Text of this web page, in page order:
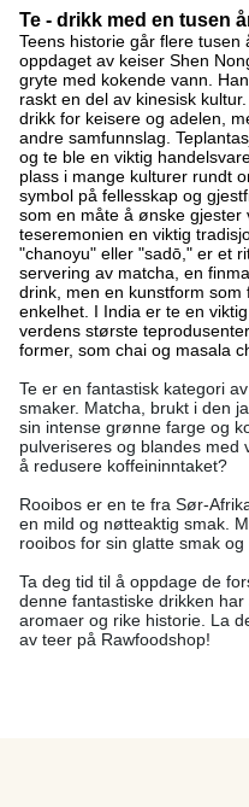
Te - drikk med en tusen
Teens historie går flere tusen
oppdaget av keiser Shen
gryte med kokende vann.
raskt en del av kinesisk
drikk for keisere og adelen,
andre samfunnslag.
og te ble en viktig
plass i mange kulturer rundt
symbol på fellesskap og
som en måte å ønske gjester
teseremonien en viktig
"chanoyu" eller "sadō," er et
servering av matcha, en
drink, men en kunstform
enkelhet. I India er te en
verdens største
former, som chai og masala
Te er en fantastisk kategori
smaker. Matcha, brukt i den
sin intense grønne farge og
pulveriseres og blandes med
å redusere koffeininntaket?
Rooibos er en te fra Sør-
en mild og nøtteaktig smak.
rooibos for sin glatte smak og
Ta deg tid til å oppdage de
denne fantastiske drikken
aromaer og rike historie. La
av teer på Rawfoodshop!